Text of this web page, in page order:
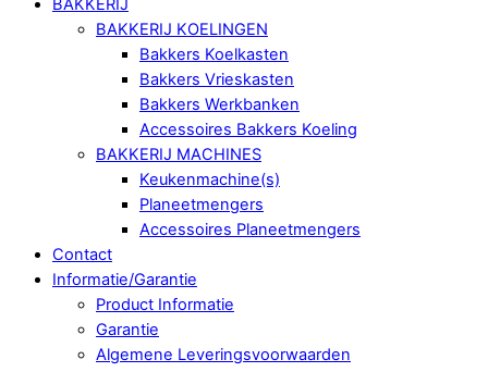
BAKKERIJ KOELINGEN
Bakkers Koelkasten
Bakkers Vrieskasten
Bakkers Werkbanken
Accessoires Bakkers Koeling
BAKKERIJ MACHINES
Keukenmachine(s)
Planeetmengers
Accessoires Planeetmengers
Contact
Informatie/Garantie
Product Informatie
Garantie
Algemene Leveringsvoorwaarden